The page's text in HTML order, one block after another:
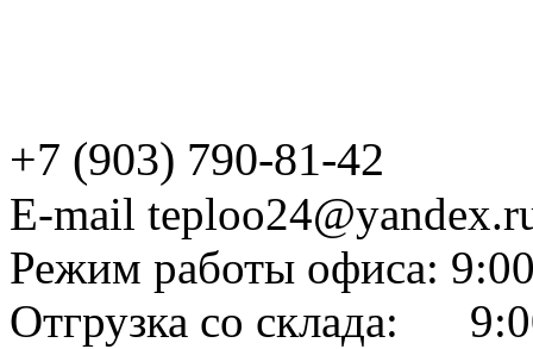
+7 (903) 790-81-42
E-mail
Режим работы офиса:
Отгрузка со склада: